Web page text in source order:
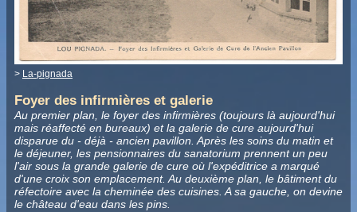
> La-pignada
Foyer des infirmières et galerie
Au premier plan, le foyer des infirmières (toujours là aujourd'hui
mais réaffecté en bureaux) et la galerie de cure aujourd'hui
disparue du - déjà - ancien pavillon. Après les soins du matin et
le déjeuner, les pensionnaires du sanatorium prennent un peu
l'air sous la grande galerie de cure où l'expéditrice a marqué
d'une croix son emplacement. Au deuxième plan, le bâtiment du
réfectoire avec la cheminée des cuisines. A sa gauche, on devine
le château d'eau dans les pins.